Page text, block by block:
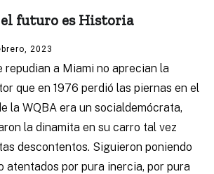
futuro es Historia
2023
repudian a Miami no aprecian la
que en 1976 perdió las piernas en el
la WQBA era un socialdemócrata,
la dinamita en su carro tal vez
descontentos. Siguieron poniendo
atentados por pura inercia, por pura